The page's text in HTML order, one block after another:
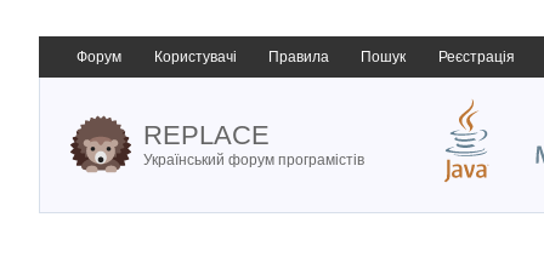
Форум Користувачі Правила Пошук Реєстрація
REPLACE
Український форум програмістів